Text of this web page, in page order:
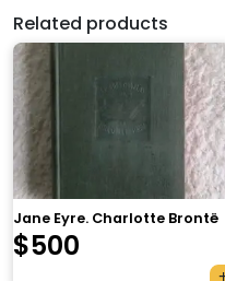
Related products
Jane Eyre. Charlotte Brontë
$500